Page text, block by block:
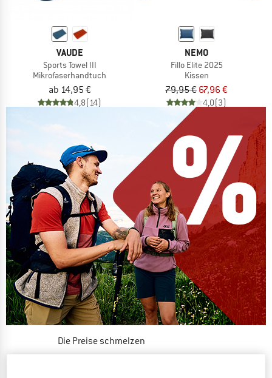
VAUDE
Sports Towel III
Mikrofaserhandtuch
ab 14,95 €
4,8(14)
NEMO
Fillo Elite 2025
Kissen
79,95 € 67,96 €
4,0(3)
Die Preise schmelzen